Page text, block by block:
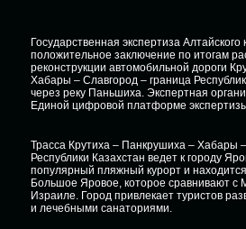
Государственная экспертиза
положительное заключение по итогам
реконструкции автомобильной дороги
Хабары – Славгород – граница
через реку Паньшиха. Экспертная
Единой цифровой платформе
Трасса Крутиха – Панкрушиха – Хабары
Республики Казахстан ведет к городу
популярный пляжный курорт и
Большое Яровое, которое сравнивают с
Израиле. Город привлекает туристов
и лечебными санаториями.